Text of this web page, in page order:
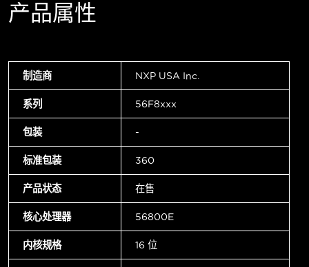
产品属性
制造商 NXP USA Inc.
系列 56F8xxx
包装 -
标准包装 360
产品状态 在售
核心处理器 56800E
内核规格 16 位